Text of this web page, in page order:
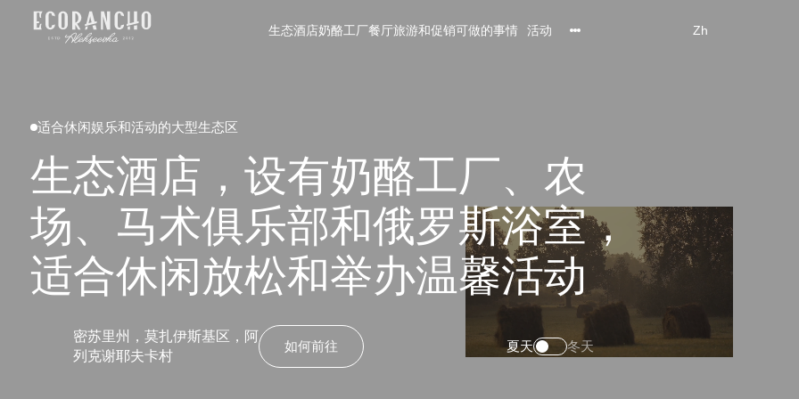
生态酒店奶酪工厂餐厅旅游和促销可做的事情 活动 Zh
适合休闲娱乐和活动的大型生态区
生态酒店，设有奶酪工厂、农
场、马术俱乐部和俄罗斯浴室，
适合休闲放松和举办温馨活动
密苏里州，莫扎伊斯基区，阿
列克谢耶夫卡村
如何前往 夏天 冬天